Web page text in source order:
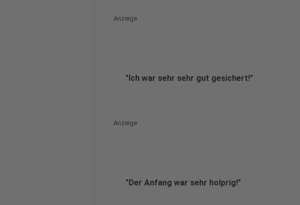
Anzeige
"Ich war sehr sehr gut gesichert!"
Anzeige
"Der Anfang war sehr holprig!"